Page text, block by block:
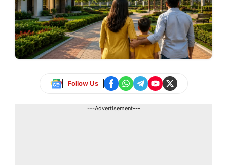
Follow Us
---Advertisement---